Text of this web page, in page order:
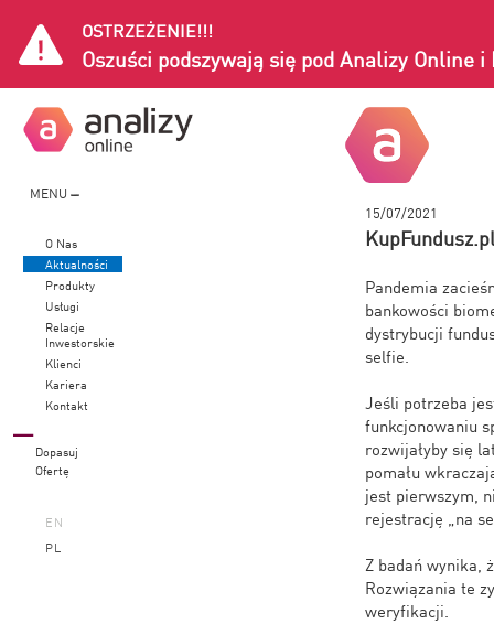
OSTRZEŻENIE!!!
Oszuści podszywają się pod Analizy Online i
MENU
O Nas
Aktualności
Produkty
Usługi
Relacje
Inwestorskie
Klienci
Kariera
Kontakt
Dopasuj
Ofertę
EN
PL
15/07/2021
Pandemia
bankowości
dystrybucji
selfie.
Jeśli potrzeba
funkcjonowaniu
rozwijałyby się
pomału
jest pierwszym,
rejestrację „na
Z badań wynika,
Rozwiązania te
weryfikacji.